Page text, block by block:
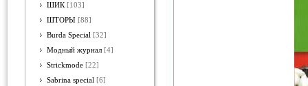
ШИК [103]
ШТОРЫ [88]
Burda Special [32]
Модный журнал [4]
Strickmode [22]
Sabrina special [6]